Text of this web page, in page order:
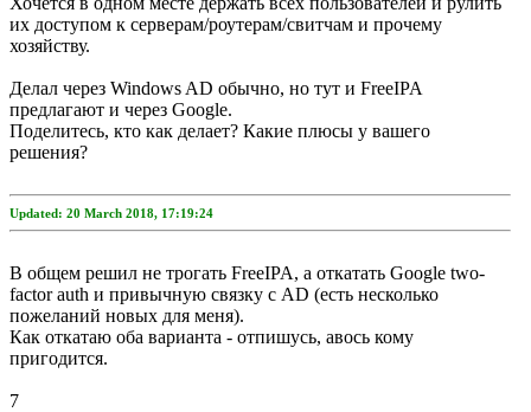
их доступом к серверам/роутерам/свитчам и прочему
хозяйству.
Делал через Windows AD обычно, но тут и FreeIPA
предлагают и через Google.
Поделитесь, кто как делает? Какие плюсы у вашего
решения?
Updated: 20 March 2018, 17:19:24
В общем решил не трогать FreeIPA, а откатать Google two-
factor auth и привычную связку с AD (есть несколько
пожеланий новых для меня).
Как откатаю оба варианта - отпишусь, авось кому
пригодится.
7